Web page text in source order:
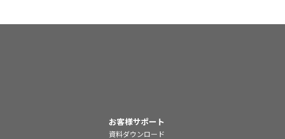
お客様サポート
資料ダウンロード